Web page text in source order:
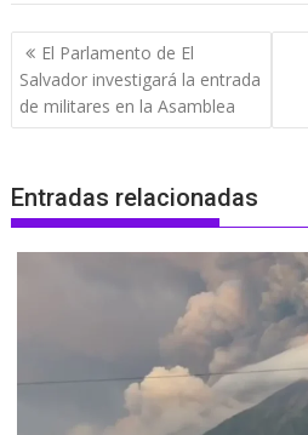
Navegación
de
entradas
El Parlamento de El
Salvador investigará la entrada
de militares en la Asamblea
Entradas relacionadas